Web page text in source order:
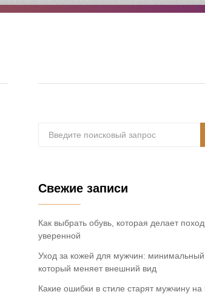
Свежие записи
Как выбрать обувь, которая делает
уверенной
Уход за кожей для мужчин: минимальный
который меняет внешний вид
Какие ошибки в стиле старят мужчину на